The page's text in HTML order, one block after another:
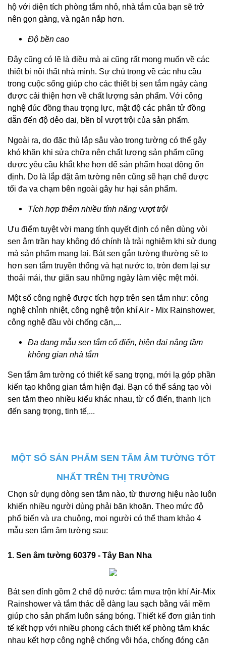
hộ với diện tích phòng tắm nhỏ, nhà tắm của bạn sẽ trở
nên gọn gàng, và ngăn nắp hơn.
Độ bền cao
Đây cũng có lẽ là điều mà ai cũng rất mong muốn về các
thiết bị nội thất nhà mình. Sự chú trọng về các nhu cầu
trong cuộc sống giúp cho các thiết bị sen tắm ngày càng
được cải thiện hơn về chất lượng sản phẩm. Với công
nghệ đúc đồng thau trọng lực, mật độ các phân tử đồng
dẫn đến độ dẻo dai, bền bỉ vượt trội của sản phẩm.
Ngoài ra, do đặc thù lắp sâu vào trong tường có thể gây
khó khăn khi sửa chữa nên chất lượng sản phẩm cũng
được yêu cầu khắt khe hơn để sản phẩm hoạt động ổn
định. Do là lắp đặt âm tường nên cũng sẽ hạn chế được
tối đa va chạm bên ngoài gây hư hại sản phẩm.
Tích hợp thêm nhiều tính năng vượt trội
Ưu điểm tuyệt vời mang tính quyết định có nên dùng vòi
sen âm trần hay không đó chính là trải nghiệm khi sử dụng
mà sản phẩm mang lại. Bát sen gắn tường thường sẽ to
hơn sen tắm truyền thống và hạt nước to, tròn đem lại sự
thoải mái, thư giãn sau những ngày làm việc mệt mỏi.
Một số công nghệ được tích hợp trên sen tắm như: công
nghệ chỉnh nhiệt, công nghệ trộn khí Air - Mix Rainshower,
công nghệ đầu vòi chống cặn,...
Đa dạng mẫu sen tắm cổ điển, hiện đại nâng tầm
không gian nhà tắm
Sen tắm âm tường có thiết kế sang trọng, mới lạ góp phần
kiến tạo không gian tắm hiện đại. Bạn có thể sáng tạo vòi
sen tắm theo nhiều kiểu khác nhau, từ cổ điển, thanh lịch
đến sang trọng, tinh tế,...
MỘT SỐ SẢN PHẨM SEN TẮM ÂM TƯỜNG TỐT
NHẤT TRÊN THỊ TRƯỜNG
Chọn sử dụng dòng sen tắm nào, từ thương hiệu nào luôn
khiến nhiều người dùng phải băn khoăn. Theo mức độ
phổ biến và ưa chuộng, mọi người có thể tham khảo 4
mẫu sen tắm âm tường sau:
1. Sen âm tường 60379 - Tây Ban Nha
Bát sen đỉnh gồm 2 chế độ nước: tắm mưa trộn khí Air-Mix
Rainshower và tắm thác dễ dàng lau sạch bằng vải mềm
giúp cho sản phẩm luôn sáng bóng. Thiết kế đơn giản tinh
tế kết hợp với nhiều phong cách thiết kế phòng tắm khác
nhau kết hợp công nghệ chống vôi hóa, chống đóng cặn